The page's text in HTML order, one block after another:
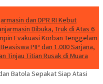
dan DPR RI Kebut
Dibuka, Truk di Atas 6
Evakuasi Korban Tenggelam
PIP dan 1.000 Sarjana,
Tinjau Titian Rusak di Muara
Batola Sepakat Siap Atasi